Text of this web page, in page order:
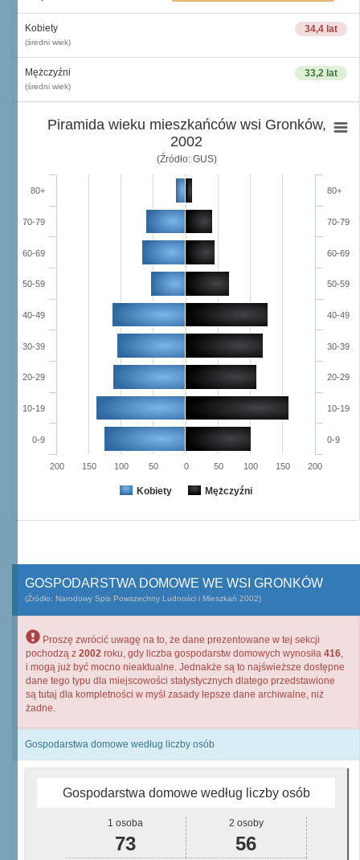
34,4 lat
Kobiety
(średni wiek)
33,2 lat
Mężczyźni
(średni wiek)
Piramida wieku mieszkańców wsi Gronków,
2002
(Źródło: GUS)
Kobiety Mężczyźni
0-9
10-19
20-29
30-39
40-49
50-59
60-69
70-79
80+
0-9
10-19
20-29
30-39
40-49
50-59
60-69
70-79
80+
200 150 100 50 0 50 100 150 200
GOSPODARSTWA DOMOWE WE WSI GRONKÓW
(Źródło: Narodowy Spis Powszechny Ludności i Mieszkań 2002)
Proszę zwrócić uwagę na to, że dane prezentowane w tej sekcji
pochodzą z 2002 roku, gdy liczba gospodarstw domowych wynosiła 416,
i mogą już być mocno nieaktualne. Jednakże są to najświeższe dostępne
dane tego typu dla miejscowości statystycznych dlatego przedstawione
są tutaj dla kompletności w myśl zasady lepsze dane archiwalne, niż
żadne.
Gospodarstwa domowe według liczby osób
Gospodarstwa domowe według liczby osób
1 osoba
73
2 osoby
56